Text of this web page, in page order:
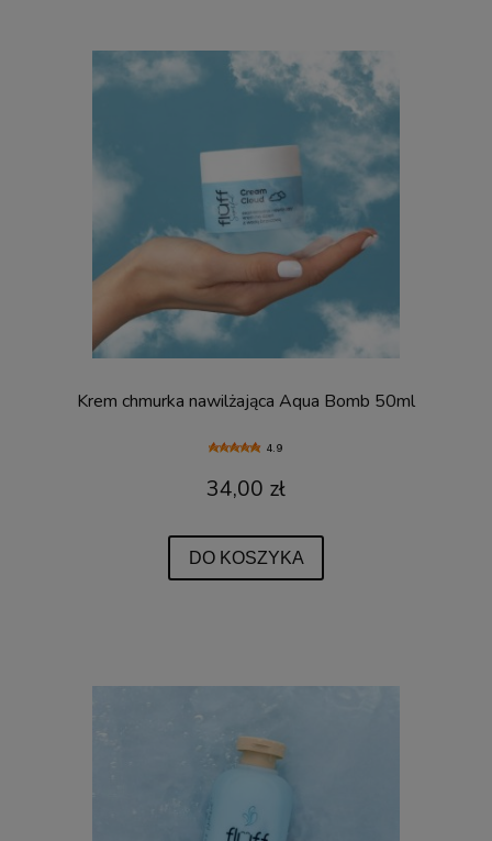
Krem chmurka nawilżająca Aqua Bomb 50ml
4.9
34,00 zł
DO KOSZYKA